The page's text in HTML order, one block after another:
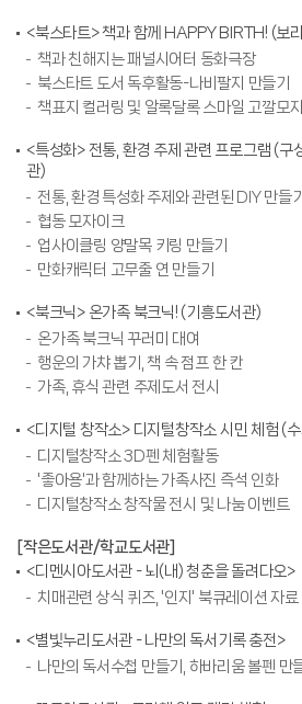
<북스타트> 책과 함께 HAPPY BIRTH! (보
책과 친해지는 패널시어터 동화극장
북스타트 도서 독후활동-나비팔지 만들기
책표지 컬러링 및 알록달록 스마일 고깔모
<특성화> 전통, 환경 주제 관련 프로그램 (
관)
전통, 환경 특성화 주제와 관련된 DIY 만들
협동 모자이크
업사이클링 양말목 키링 만들기
만화캐릭터 고무줄 연 만들기
<북크닉> 온가족 북크닉! (기흥도서관)
온가족 북크닉 꾸러미 대여
행운의 가챠 뽑기, 책 속 점프 한 칸
가족, 휴식 관련 주제도서 전시
<디지털 창작소> 디지털창작소 시민 체험 (
디지털창작소 3D펜 체험활동
'좋아용'과 함께하는 가족사진 즉석 인화
디지털창작소 창작물 전시 및 나눔 이벤트
[작은도서관/학교도서관]
<디멘시아도서관 - 뇌(내) 청춘을 돌려다오>
치매관련 상식 퀴즈, '인지' 북큐레이션 자료
<별빛누리도서관 - 나만의 독서기록 충전>
나만의 독서수첩 만들기, 하바리움 볼펜 만